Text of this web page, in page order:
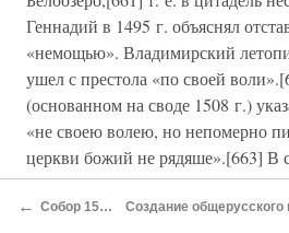
Геннадий в 1495 г. объяснял
«немощью». Владимирский
ушел с престола «по своей
(основанном на своде 1508 г.)
«не своею волею, но непомерно
церкви божий не рядяше».[663] В
Типографской летописи только
ушел «не по своей воле». По
← Собор 1503 г